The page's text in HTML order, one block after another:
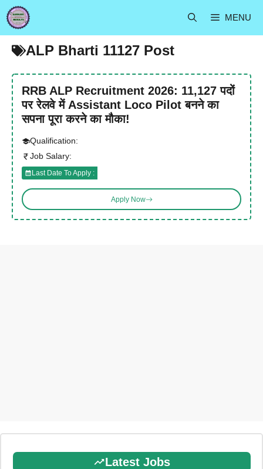
Skip
to
content
MENU
ALP Bharti 11127 Post
RRB ALP Recruitment 2026: 11,127 पदों
पर रेलवे में Assistant Loco Pilot बनने का
सपना पूरा करने का मौका!
Qualification:
Job Salary:
Last Date To Apply :
Apply Now
Latest Jobs